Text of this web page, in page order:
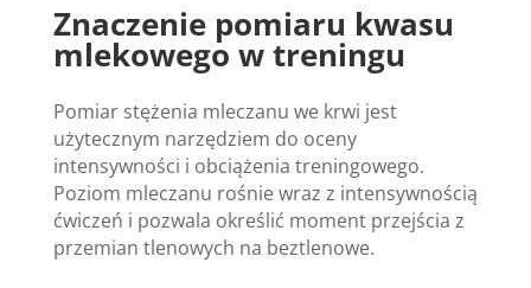
Znaczenie pomiaru kwasu
mlekowego w treningu
Pomiar stężenia mleczanu we krwi jest
użytecznym narzędziem do oceny
intensywności i obciążenia treningowego.
Poziom mleczanu rośnie wraz z intensywnością
ćwiczeń i pozwala określić moment przejścia z
przemian tlenowych na beztlenowe.